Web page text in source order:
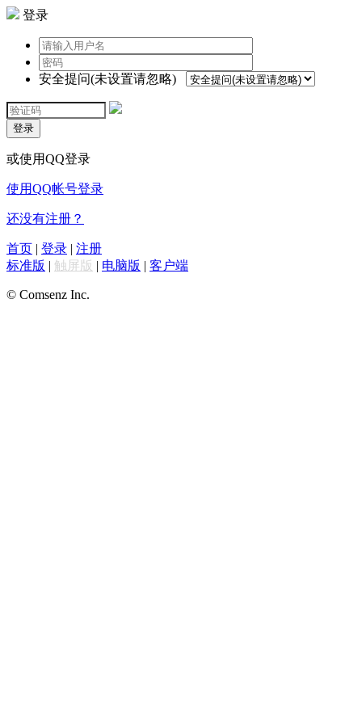
登录
安全提问(未设置请忽略)
登录
或使用QQ登录
使用QQ帐号登录
还没有注册？
首页 | 登录 | 注册
标准版 | 触屏版 | 电脑版 | 客户端
© Comsenz Inc.